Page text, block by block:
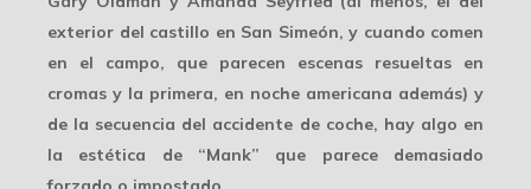
exterior del castillo en San Simeón, y cuando comen
en el campo, que parecen escenas resueltas en
cromas y la primera, en noche americana además) y
de la secuencia del accidente de coche, hay algo en
la estética de “Mank” que parece demasiado